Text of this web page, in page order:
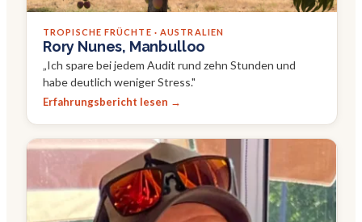
TROPISCHE FRÜCHTE · AUSTRALIEN
Rory Nunes, Manbulloo
„Ich spare bei jedem Audit rund zehn Stunden und
habe deutlich weniger Stress."
Erfahrungsbericht lesen →